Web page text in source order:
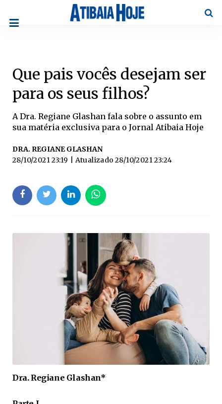
Que pais vocês desejam ser
para os seus filhos?
A Dra. Regiane Glashan fala sobre o assunto em
sua matéria exclusiva para o Jornal Atibaia Hoje
DRA. REGIANE GLASHAN
28/10/2021 23:19
| Atualizado 28/10/2021 23:24
Dra. Regiane Glashan*